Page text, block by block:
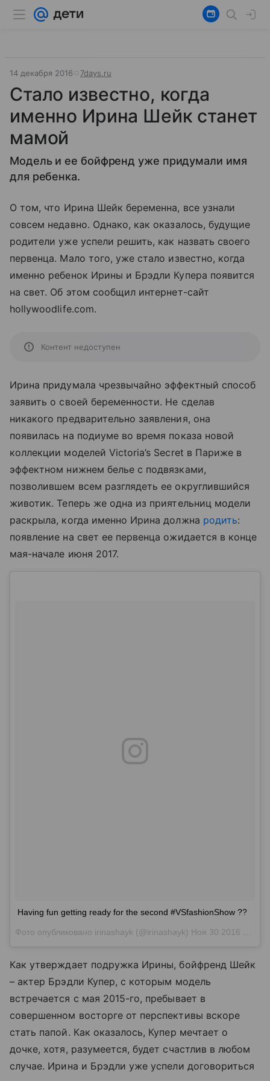
14 декабря 2016 7days.ru
Cтало известно, когда
именно Ирина Шейк станет
мамой
Модель и ее бойфренд уже придумали имя
для ребенка.
О том, что Ирина Шейк беременна, все узнали
совсем недавно. Однако, как оказалось, будущие
родители уже успели решить, как назвать своего
первенца. Мало того, уже стало известно, когда
именно ребенок Ирины и Брэдли Купера появится
на свет. Об этом сообщил интернет-сайт
hollywoodlife.com.
Контент недоступен
Ирина придумала чрезвычайно эффектный способ
заявить о своей беременности. Не сделав
никакого предварительно заявления, она
появилась на подиуме во время показа новой
коллекции моделей Victoria’s Secret в Париже в
эффектном нижнем белье с подвязками,
позволившем всем разглядеть ее округлившийся
животик. Теперь же одна из приятельниц модели
раскрыла, когда именно Ирина должна родить:
появление на свет ее первенца ожидается в конце
мая-начале июня 2017.
Having fun getting ready for the second #VSfashionShow ??
Фото опубликовано irinashayk (@irinashayk) Ноя 30 2016 в 10:37 PST
Как утверждает подружка Ирины, бойфренд Шейк
– актер Брэдли Купер, с которым модель
встречается с мая 2015-го, пребывает в
совершенном восторге от перспективы вскоре
стать папой. Как оказалось, Купер мечтает о
дочке, хотя, разумеется, будет счастлив в любом
случае. Ирина и Брэдли уже успели договориться